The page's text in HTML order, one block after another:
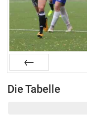
Die Tabelle